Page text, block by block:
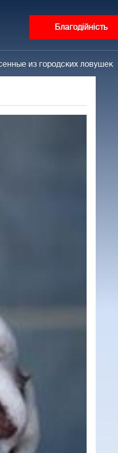
Благодійність
из городских ловушек